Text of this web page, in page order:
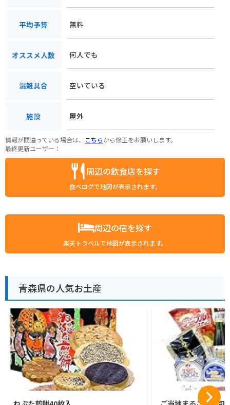
平均予算 無料
オススメ人数 何人でも
混雑具合 空いている
施設 屋外
情報が間違っている場合は、 こちらから修正をお願いします。
最終更新ユーザー：
周辺の飲食店を探す
食べログで地図が表示されます。
周辺の宿を探す
楽天トラベルで地図が表示されます。
青森県の人気お土産